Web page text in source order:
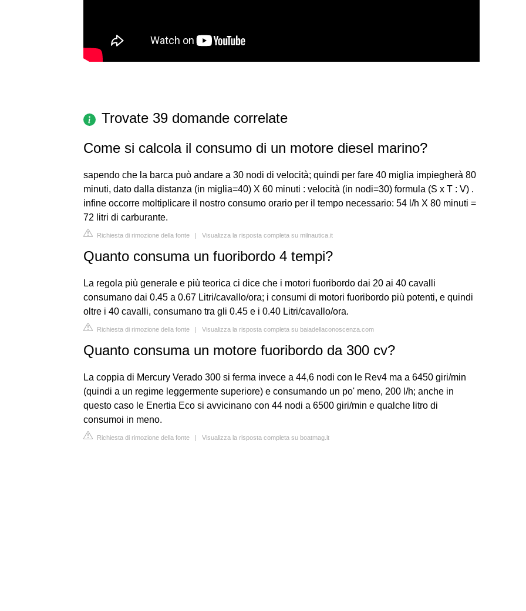
Trovate 39 domande correlate
Come si calcola il consumo di un motore diesel marino?
sapendo che la barca può andare a 30 nodi di velocità; quindi per fare 40 miglia impiegherà 80
minuti, dato dalla distanza (in miglia=40) X 60 minuti : velocità (in nodi=30) formula (S x T : V) .
infine occorre moltiplicare il nostro consumo orario per il tempo necessario: 54 l/h X 80 minuti =
72 litri di carburante.
Richiesta di rimozione della fonte | Visualizza la risposta completa su milnautica.it
Quanto consuma un fuoribordo 4 tempi?
La regola più generale e più teorica ci dice che i motori fuoribordo dai 20 ai 40 cavalli
consumano dai 0.45 a 0.67 Litri/cavallo/ora; i consumi di motori fuoribordo più potenti, e quindi
oltre i 40 cavalli, consumano tra gli 0.45 e i 0.40 Litri/cavallo/ora.
Richiesta di rimozione della fonte | Visualizza la risposta completa su baiadellaconoscenza.com
Quanto consuma un motore fuoribordo da 300 cv?
La coppia di Mercury Verado 300 si ferma invece a 44,6 nodi con le Rev4 ma a 6450 giri/min
(quindi a un regime leggermente superiore) e consumando un po' meno, 200 l/h; anche in
questo caso le Enertia Eco si avvicinano con 44 nodi a 6500 giri/min e qualche litro di
consumoi in meno.
Richiesta di rimozione della fonte | Visualizza la risposta completa su boatmag.it